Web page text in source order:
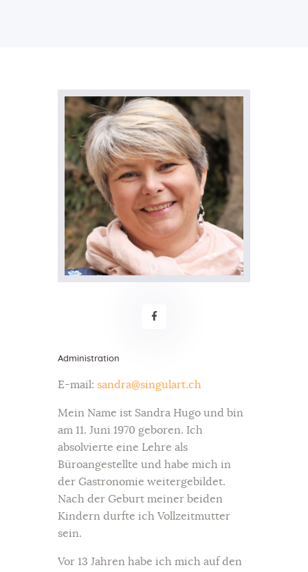
Administration
E-mail: sandra@singulart.ch
Mein Name ist Sandra Hugo und bin
am 11. Juni 1970 geboren. Ich
absolvierte eine Lehre als
Büroangestellte und habe mich in
der Gastronomie weitergebildet.
Nach der Geburt meiner beiden
Kindern durfte ich Vollzeitmutter
sein.
Vor 13 Jahren habe ich mich auf den